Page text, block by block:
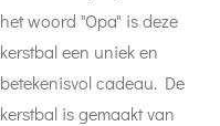
het woord "Opa" is deze
kerstbal een uniek en
betekenisvol cadeau. De
kerstbal is gemaakt van